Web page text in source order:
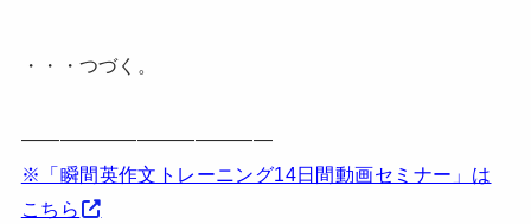
・・・つづく。
—————————————
※「瞬間英作文トレーニング14日間動画セミナー」は
こちら